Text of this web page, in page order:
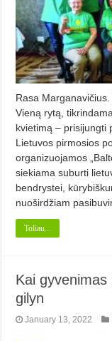
Rasa
Vieną rytą,
kvietimą – prisijungti
Lietuvos pirmosios
organizuojamos
siekiama suburti
bendrystei,
nuoširdžiam
Toliau...
Kai
gilyn
January 13, 2022